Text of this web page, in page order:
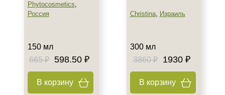
Домашняя
Тип кожи
Жирная
Phytocosmetics,
Россия
150 мл
665 ₽
598.50 ₽
В корзину
Christina, Израиль
300 мл
3860 ₽
1930 ₽
В корзину